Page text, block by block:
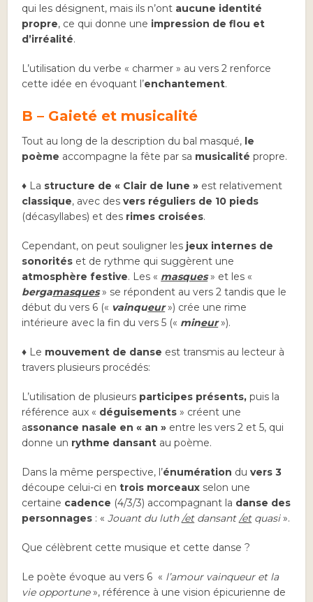
qui les désignent, mais ils n’ont aucune identité
propre, ce qui donne une impression de flou et
d’irréalité.
L’utilisation du verbe « charmer » au vers 2 renforce
cette idée en évoquant l’enchantement.
B – Gaieté et musicalité
Tout au long de la description du bal masqué, le
poème accompagne la fête par sa musicalité propre.
♦ La structure de « Clair de lune » est relativement
classique, avec desvers réguliers de 10 pieds
(décasyllabes) et des rimes croisées.
Cependant, on peut souligner les jeux internes de
sonorités et de rythme qui suggèrent une
atmosphère festive. Les « masques» et les «
bergamasques » se répondent au vers 2 tandis que le
début du vers 6 (« vainqueur ») crée une rime
intérieure avec la fin du vers 5 (« mineur»).
♦ Le mouvement de danse est transmis au lecteur à
travers plusieurs procédés:
L’utilisation de plusieurs participes présents, puis la
référence aux « déguisements» créent une
assonance nasale en « an » entre les vers 2 et 5, qui
donne un rythme dansant au poème.
Dans la même perspective, l’énumération du vers 3
découpe celui-ci entrois morceaux selon une
certaine cadence (4/3/3) accompagnant la danse des
personnages : «Jouant du luth/etdansant/etquasi».
Que célèbrent cette musique et cette danse ?
Le poète évoque au vers 6 « l’amour vainqueur et la
vie opportune», référence à une vision épicurienne de